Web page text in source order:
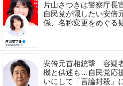
片山さつきは警察庁長
自民党が隠したい安倍
係、名称変更をめぐる
安倍元首相銃撃 容疑
機と供述も…自民党応
いにして「言論封殺」